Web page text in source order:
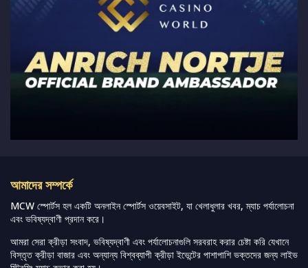
আমাদের সম্পর্কে
MCW স্পোর্টস হল একটি অনলাইন স্পোর্টস ওয়েবসাইট, যা খেলাধুলার খবর, ম্যাচ পর্যালোচনা
এবং ভবিষ্যদ্বাণী প্রদান করে।
আমরা সেরা ক্রীড়া সংবাদ, ভবিষ্যদ্বাণী এবং পর্যালোচনাগুলি সরবরাহ করার চেষ্টা করি যেখানে
বিস্তৃত ক্রীড়া বাজার এবং অন্যান্য বিশ্বব্যাপী ক্রীড়া ইভেন্টের পাশাপাশি ভক্তদের জন্য লাইভ